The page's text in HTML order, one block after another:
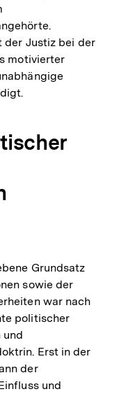
der Justiz bei der
motivierter
Grundsatz
sowie der
war nach
politischer
und
Erst in der
der
und